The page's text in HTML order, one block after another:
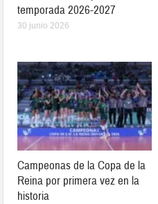
temporada 2026-2027
30 junio 2026
Campeonas de la Copa de la
Reina por primera vez en la
historia